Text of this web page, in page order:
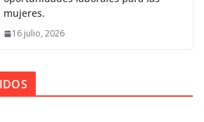
mujeres.
16 julio, 2026